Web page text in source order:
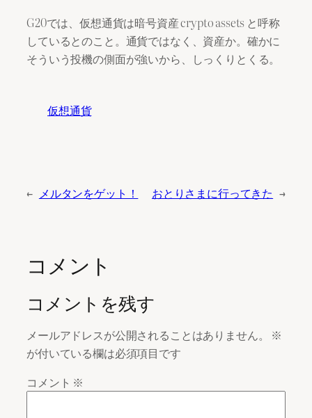
G20では、仮想通貨は暗号資産 crypto assets と呼称
しているとのこと。通貨ではなく、資産か。確かに
そういう投機の側面が強いから、しっくりとくる。
仮想通貨
← メルタンをゲット！ おとりさまに行ってきた →
コメント
コメントを残す
メールアドレスが公開されることはありません。
※
が付いている欄は必須項目です
コメント ※